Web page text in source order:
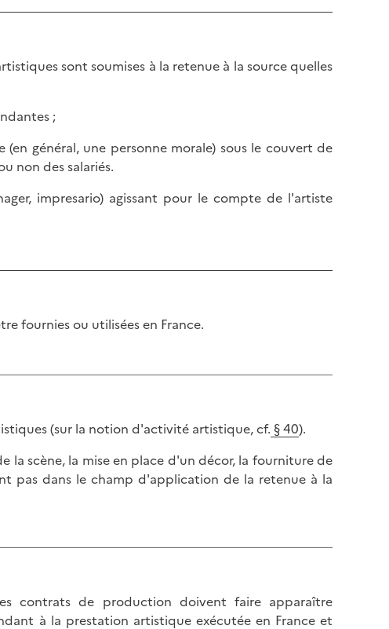
sont soumises à la retenue à la source quelles
;
général, une personne morale) sous le couvert de
non des salariés.
impresario) agissant pour le compte de l'artiste
fournies ou utilisées en France.
(sur la notion d'activité artistique, cf. § 40).
la scène, la mise en place d'un décor, la fourniture de
pas dans le champ d'application de la retenue à la
contrats de production doivent faire apparaître
à la prestation artistique exécutée en France et